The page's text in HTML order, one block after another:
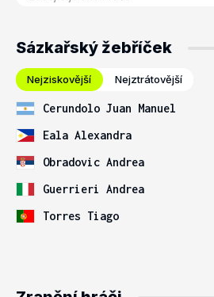
Sázkařský žebříček
Nejziskovější Nejztrátovější
Cerundolo Juan Manuel
Eala Alexandra
Obradovic Andrea
Guerrieri Andrea
Torres Tiago